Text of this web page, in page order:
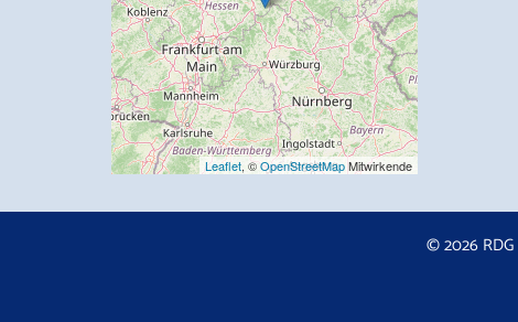
Leaflet, ©OpenStreetMapMitwirkende
© 2026 RDG